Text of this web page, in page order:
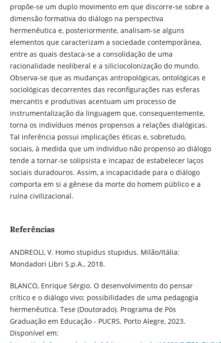
propõe-se um duplo movimento em que discorre-se sobre a
dimensão formativa do diálogo na perspectiva
hermenêutica e, posteriormente, analisam-se alguns
elementos que caracterizam a sociedade contemporânea,
entre as quais destaca-se a consolidação de uma
racionalidade neoliberal e a siliciocolonização do mundo.
Observa-se que as mudanças antropológicas, ontológicas e
sociológicas decorrentes das reconfigurações nas esferas
mercantis e produtivas acentuam um processo de
instrumentalização da linguagem que, consequentemente,
torna os indivíduos menos propensos a relações dialógicas.
Tal inferência possui implicações éticas e, sobretudo,
sociais, à medida que um indivíduo não propenso ao diálogo
tende a tornar-se solipsista e incapaz de estabelecer laços
sociais duradouros. Assim, a incapacidade para o diálogo
comporta em si a gênese da morte do homem público e a
ruína civilizacional.
Referências
ANDREOLI, V. Homo stupidus stupidus. Milão/Itália:
Mondadori Libri S.p.A., 2018.
BLANCO, Enrique Sérgio. O desenvolvimento do pensar
crítico e o diálogo vivo: possibilidades de uma pedagogia
hermenêutica. Tese (Doutorado). Programa de Pós
Graduação em Educação - PUCRS. Porto Alegre, 2023.
Disponível em: